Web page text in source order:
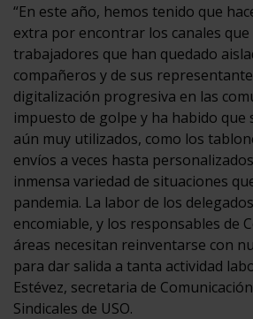
“En este año, hemos tenido que
extra por encontrar los canales
trabajadores que han quedado
compañeros y de sus
digitalización progresiva en las
impuesto de golpe y ha habido
aún muy utilizados, como los
envíos a veces hasta
inmensa variedad de situaciones
pandemia. La labor de los
encomiable, y los responsables de
áreas necesitan reinventarse con
para dar salida a tanta actividad
Estévez, secretaria de
Sindicales de USO.